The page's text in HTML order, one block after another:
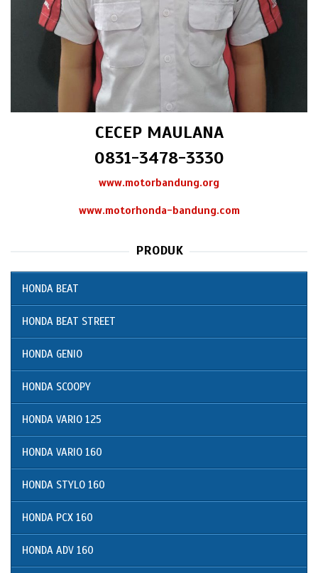
CECEP MAULANA
0831-3478-3330
www.motorbandung.org
www.motorhonda-bandung.com
PRODUK
HONDA BEAT
HONDA BEAT STREET
HONDA GENIO
HONDA SCOOPY
HONDA VARIO 125
HONDA VARIO 160
HONDA STYLO 160
HONDA PCX 160
HONDA ADV 160